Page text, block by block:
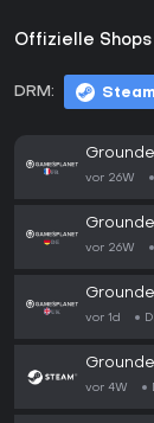
Offizielle Shops
DRM: Steam
vor 26W
vor 26W
vor 1d
vor 4W